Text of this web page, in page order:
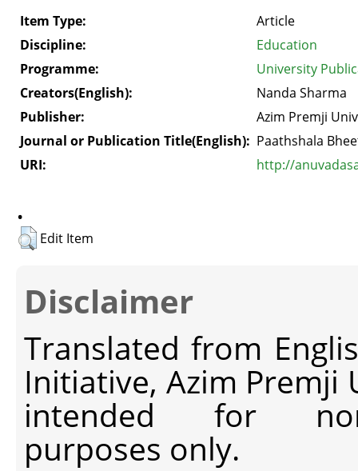
Item Type:
Article
Discipline:
Education
Programme:
University
Creators(English):
Nanda Sharma
Publisher:
Azim Premji
Journal or Publication Title(English): Paathshala
URI:
http://
.
Edit Item
Disclaimer
Translated from
Initiative, Azim Premji
intended for non-
purposes only.